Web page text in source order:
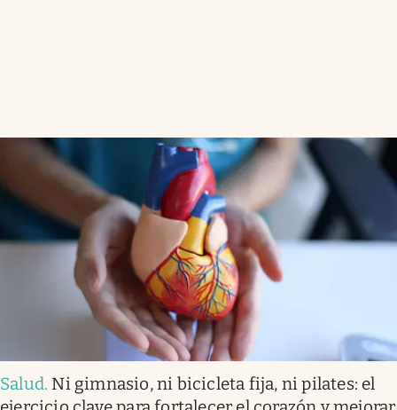
Salud. Ni gimnasio, ni bicicleta fija, ni pilates: el